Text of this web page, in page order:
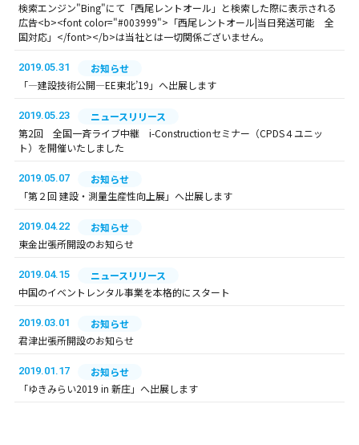
検索エンジン"Bing"にて「西尾レントオール」と検索した際に表示される
広告<b><font color="#003999">「西尾レントオール|当日発送可能 全
国対応」</font></b>は当社とは一切関係ございません。
2019.05.31
お知らせ
「―建設技術公開―EE東北’19」へ出展します
2019.05.23
ニュースリリース
第2回 全国一斉ライブ中継 i-Constructionセミナー（CPDS４ユニッ
ト）を開催いたしました
2019.05.07
お知らせ
「第２回 建設・測量生産性向上展」へ出展します
2019.04.22
お知らせ
東金出張所開設のお知らせ
2019.04.15
ニュースリリース
中国のイベントレンタル事業を本格的にスタート
2019.03.01
お知らせ
君津出張所開設のお知らせ
2019.01.17
お知らせ
「ゆきみらい2019 in 新庄」へ出展します